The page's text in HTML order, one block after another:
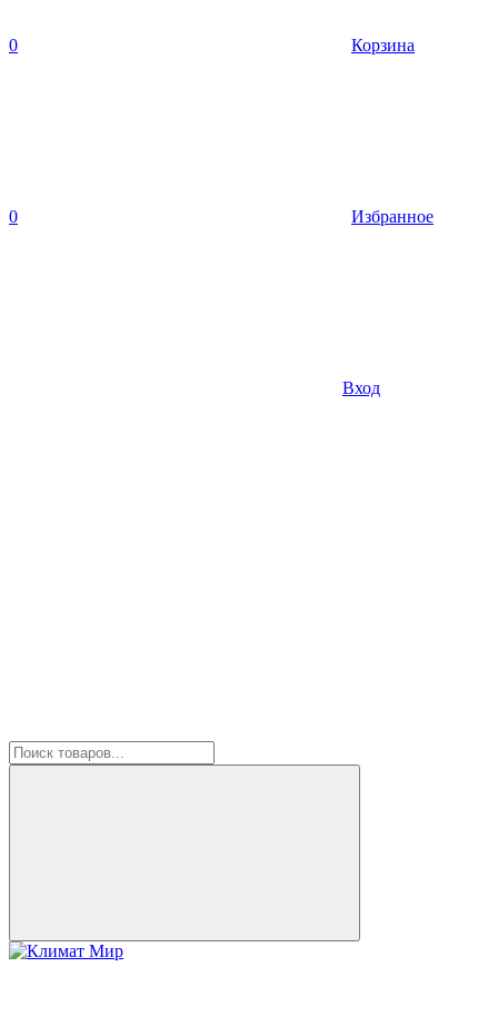
0 Корзина
0 Избранное
Вход